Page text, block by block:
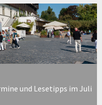
und Lesetipps im Juli